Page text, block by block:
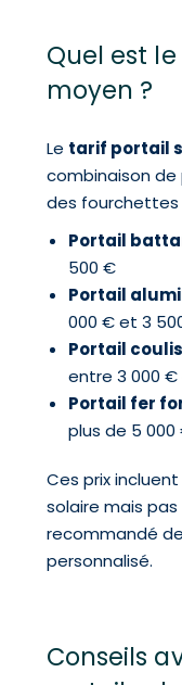
Quel est
moyen ?
Le tarif portail
combinaison de
des fourchettes
Portail
500 €
Portail
000 € et 3
Portail
entre 3 000
Portail fer
plus de 5 000
Ces prix
solaire mais
recommandé
personnalisé.
Conseils